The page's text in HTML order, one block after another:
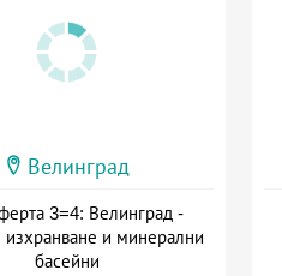
Велинград
3=4: Велинград -
изхранване и минерални
басейни